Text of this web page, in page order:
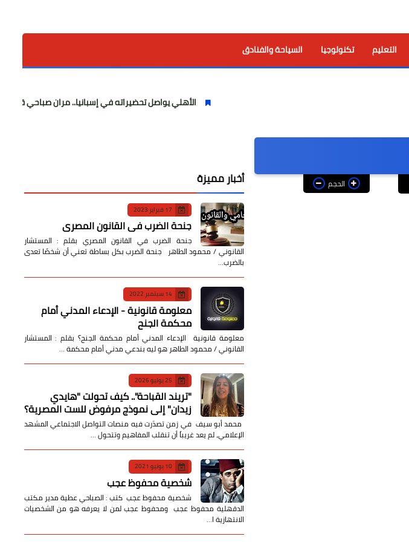
التعليم تكنولوجيا السياحة والفنادق
الأهلي يواصل تحضيراته في إسبانيا.. مران صباحي قوي استعدادًا
الحجم أخبار مميزة
17 فبراير 2023
جنحة الضرب في القانون المصري
جنحة الضرب في القانون المصري بقلم : المستشار
القانوني / محمود الطاهر جنحة الضرب بكل بساطة تعني أن شخصًا تعدى
بالضرب…
14 سبتمبر 2022
معلومة قانونية - الإدعاء المدني أمام
محكمة الجنح
معلومة قانونية الإدعاء المدني أمام محكمة الجنح؟ بقلم : المستشار
القانوني / محمود الطاهر هو ليه بندعي مدني أمام محكمة …
25 يوليو 2026
​"تريند القباحة".. كيف تحولت "هايدي
زيدان" إلى نموذج مرفوض للست المصرية؟
​ محمد أبو سيف ​في زمن تصدّرت فيه منصات التواصل الاجتماعي المشهد
الإعلامي، لم يعد غريباً أن تنقلب المفاهيم وتتحول …
10 يونيو 2021
شخصية محفوظ عجب
شخصية محفوظ عجب كتب : الصباحي عطية مدير مكتب
الدقهلية محفوظ عجب ومحفوظ عجب لمن لا يعرفه هو من الشخصيات
الانتهازية ا…